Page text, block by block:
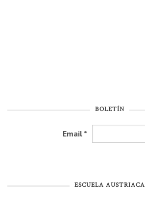
BOLETÍN
Email *
ESCUELA AUSTRIACA